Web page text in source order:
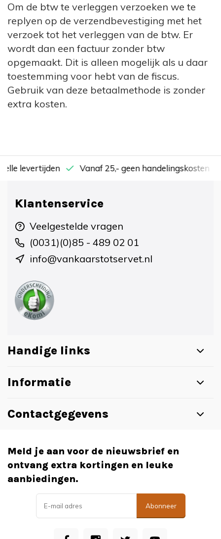
Om de btw te verleggen verzoeken we te
replyen op de verzendbevestiging met het
verzoek tot het verleggen van de btw. Er
wordt dan een factuur zonder btw
opgemaakt. Dit is alleen mogelijk als u daar
toestemming voor hebt van de fiscus.
Gebruik van deze betaalmethode is zonder
extra kosten.
levertijden Vanaf 25,- geen handelingskosten
Klantenservice
Veelgestelde vragen
(0031)(0)85 - 489 02 01
info@vankaarstotservet.nl
Handige links
Informatie
Contactgegevens
Meld je aan voor de nieuwsbrief en
ontvang extra kortingen en leuke
aanbiedingen.
Abonneer